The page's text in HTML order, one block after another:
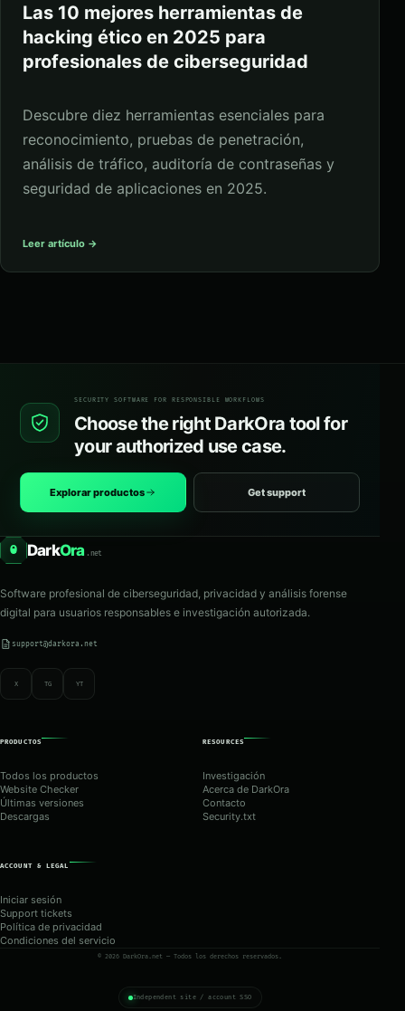
Las 10 mejores herramientas de
hacking ético en 2025 para
profesionales de ciberseguridad
Descubre diez herramientas esenciales para
reconocimiento, pruebas de penetración,
análisis de tráfico, auditoría de contraseñas y
seguridad de aplicaciones en 2025.
Leer artículo →
SECURITY SOFTWARE FOR RESPONSIBLE WORKFLOWS
Choose the right DarkOra tool for
your authorized use case.
Explorar productos Get support
O DarkOra .net
Software profesional de ciberseguridad, privacidad y análisis forense
digital para usuarios responsables e investigación autorizada.
support@darkora.net
X TG YT
PRODUCTOS
Todos los productos
Website Checker
Últimas versiones
Descargas
RESOURCES
Investigación
Acerca de DarkOra
Contacto
Security.txt
ACCOUNT & LEGAL
Iniciar sesión
Support tickets
Política de privacidad
Condiciones del servicio
© 2026 DarkOra.net — Todos los derechos reservados.
Independent site / account SSO